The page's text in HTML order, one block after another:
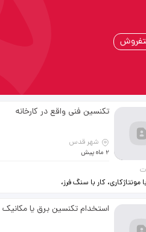
تکنسین فنی واقع در کارخانه
شهر قدس
2 ماه پیش
مونتاژکاری، کار با سنگ فرز،
و تکمیلی سرویس رفت
صبحانه هدایای مناسبتی
استخدام تکنسین برق یا مکانیک